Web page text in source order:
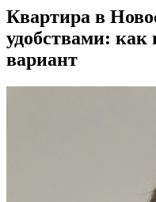
Квартира в
удобствами:
вариант